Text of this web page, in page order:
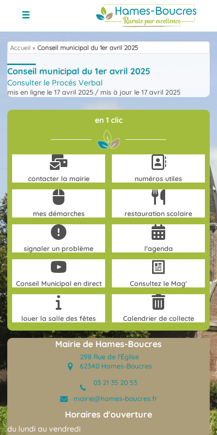
Accueil » Conseil municipal du 1er avril 2025
Conseil municipal du 1er avril 2025
Consulter le Procés Verbal
mis en ligne le 17 avril 2025 / mis à jour le 17 avril 2025
en 1 clic
contacter la mairie numéros utiles
mes démarches restauration scolaire
signaler un problème l'agenda
Conseil Municipal en direct Consultez le Mag'
louer la salle des fêtes Calendrier de collecte
Mairie de Hames-Boucres
298 Rue de l'Église
62340 Hames-Boucres
(opens in new tab)
03 21 35 20 53
(opens in new tab)
mairie@hames-boucres.fr
Horaires d'ouverture
du lundi au vendredi